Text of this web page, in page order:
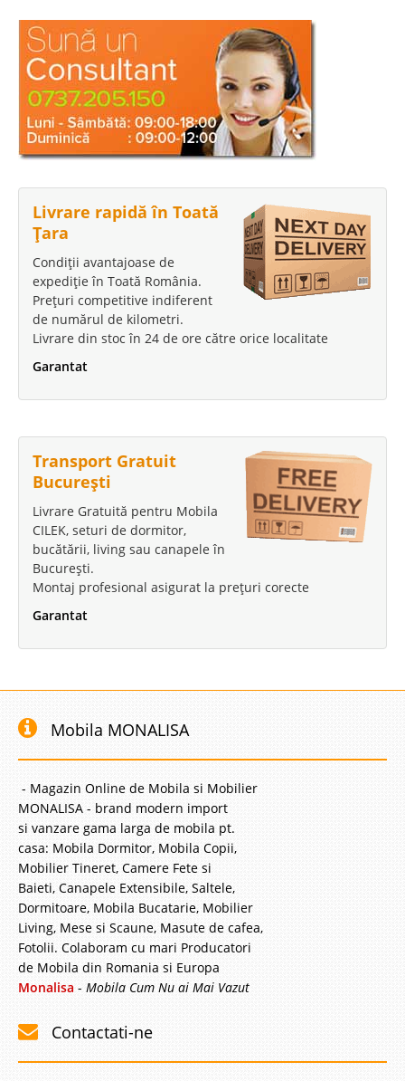
Livrare rapidă în Toată
Țara
Condiții avantajoase de
expediție în Toată România.
Prețuri competitive indiferent
de numărul de kilometri.
Livrare din stoc în 24 de ore către orice localitate
Garantat
Transport Gratuit
București
Livrare Gratuită pentru Mobila
CILEK, seturi de dormitor,
bucătării, living sau canapele în
București.
Montaj profesional asigurat la prețuri corecte
Garantat
Mobila MONALISA
- Magazin Online de Mobila si Mobilier
MONALISA - brand modern import
si vanzare gama larga de mobila pt.
casa: Mobila Dormitor, Mobila Copii,
Mobilier Tineret, Camere Fete si
Baieti, Canapele Extensibile, Saltele,
Dormitoare, Mobila Bucatarie, Mobilier
Living, Mese si Scaune, Masute de cafea,
Fotolii. Colaboram cu mari Producatori
de Mobila din Romania si Europa
Monalisa - Mobila Cum Nu ai Mai Vazut
Contactati-ne